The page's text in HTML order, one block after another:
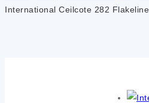
International Ceilcote 282 Flakeline